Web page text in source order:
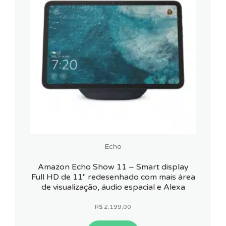
Echo
Amazon Echo Show 11 – Smart display
Full HD de 11″ redesenhado com mais área
de visualização, áudio espacial e Alexa
R$ 2.199,00